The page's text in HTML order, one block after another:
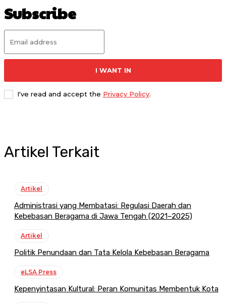
Subscribe
I WANT IN
I've read and accept the Privacy Policy.
Artikel Terkait
Artikel
Administrasi yang Membatasi: Regulasi Daerah dan
Kebebasan Beragama di Jawa Tengah (2021–2025)
Artikel
Politik Penundaan dan Tata Kelola Kebebasan Beragama
eLSA Press
Kepenyintasan Kultural: Peran Komunitas Membentuk Kota